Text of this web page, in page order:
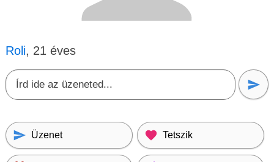
Roli, 21 éves
Üzenet Tetszik